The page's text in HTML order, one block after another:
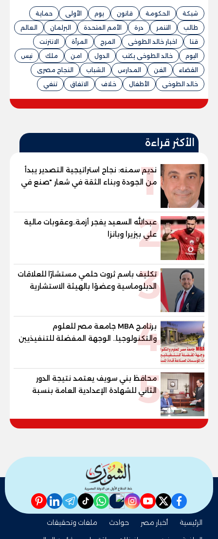
شبكة الحكومة قانون يوم الأولى
حماية
طالب
التنمر درة الأمم المتحدة البرلمان
العالم
قنا
اخبار خالد الطوخى المرج المرأة
الانترنت
اليوم
خالد الطوخى يكتب الدول امن ملك
نيس
القضاء
الفن المدارس الشباب
النجاح مصرى
خالد الطوخى
الأطفال خلاف الاتفاق تنفي
الأكثر قراءة
1
نديم سمنه: نجاح استراتيجية التصدير يبدأ
من الجودة وبناء الثقة في شعار "صنع في
مصر"
2
عبدالله السعيد يفجر أزمة..وعقوبات مالية
علي بيزيرا وبانزا
3
تكليف باسم ثروت حلمي مستشارًا للعلاقات
الدبلوماسية وعضوًا بالهيئة الاستشارية
العليا لمنظمة «جاد جمينت يوإن»
4
برنامج MBA جامعة مصر للعلوم
والتكنولوجيا.. الوجهة المفضلة للتنفيذيين
وقيادات المؤسسات لصناعة قادة
5
محافظ بني سويف يعتمد نتيجة الدور
الثاني للشهادة الإعدادية العامة بنسبة
والنور للمكفوفين
facebook
twitter
youtube
instagram
nabd
whatsapp
tiktok
telegram
linkedin
pinterest
الرئيسية أخبار مصر حوادث
ملفات وتحقيقات